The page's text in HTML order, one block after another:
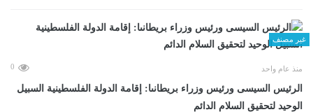
غير مصنف
منذ عام واحد 0
الرئيس السيسى ورئيس وزراء بريطانىا: إقامة الدولة الفلسطينية السبيل
الوحيد لتحقيق السلام الدائم